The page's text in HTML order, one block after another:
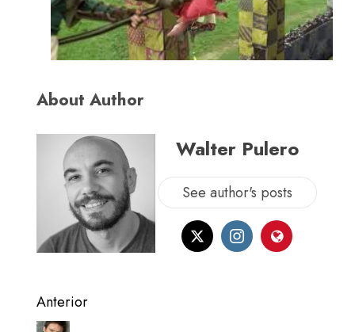
About Author
Walter Pulero
See author's posts
Anterior